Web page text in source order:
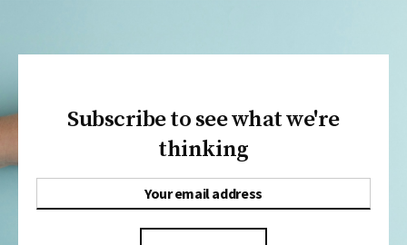
Subscribe to see what we're
thinking